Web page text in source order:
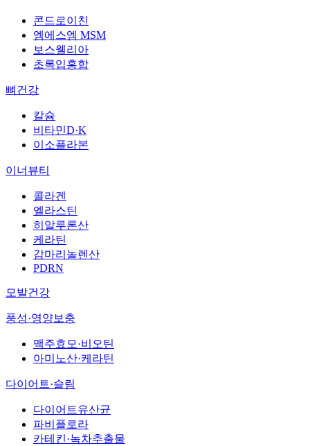
콘드로이친
엠에스엠 MSM
보스웰리아
초록입홍합
뼈건강
칼슘
비타민D·K
이소플라본
이너뷰티
콜라겐
엘라스틴
히알루론산
케라틴
감마리놀렌산
PDRN
모발건강
풍성·영양보충
맥주효모·비오틴
아미노산·케라틴
다이어트·슬림
다이어트유산균
파비플로라
카테킨·녹차추출물